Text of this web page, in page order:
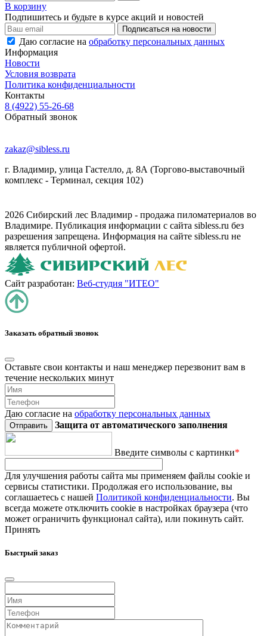
В корзину
Подпишитесь и будьте в курсе акций и новостей
Даю согласие на обработку персональных данных
Информация
Новости
Условия возврата
Политика конфиденциальности
Контакты
8 (4922) 55-26-68
Обратный звонок
zakaz@sibless.ru
г. Владимир, улица Гастелло, д. 8А (Торгово-выставочный
комплекс - Терминал, секция 102)
2026 Сибирский лес Владимир - продажа пиломатериалов во
Владимире. Публикация информации с сайта sibless.ru без
разрешения запрещена. Информация на сайте sibless.ru не
является публичной офертой.
Сайт разработан: Веб-студия "ИТЕО"
Заказать обратный звонок
Оставьте свои контакты и наш менеджер перезвонит вам в
течение нескольких минут
Даю согласие на обработку персональных данных
Защита от автоматического заполнения
Введите символы с картинки*
Для улучшения работы сайта мы применяем файлы cookie и
сервисы статистики. Продолжая его использование, вы
соглашаетесь с нашей Политикой конфиденциальности. Вы
всегда можете отключить cookie в настройках браузера (что
может ограничить функционал сайта), или покинуть сайт.
Принять
Быстрый заказ